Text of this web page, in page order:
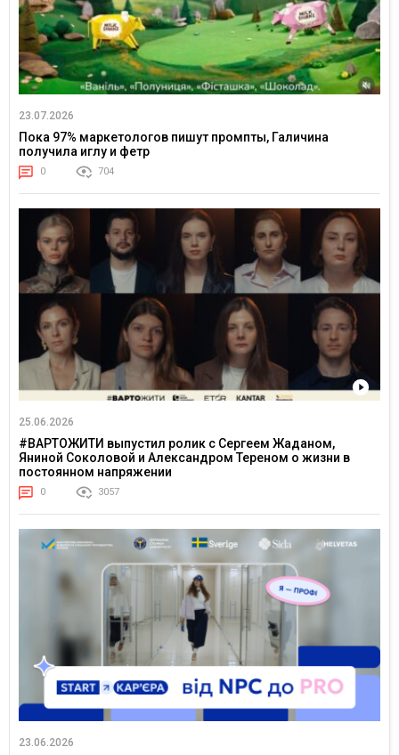
23.07.2026
Пока 97% маркетологов пишут промпты, Галичина
получила иглу и фетр
0 704
25.06.2026
#ВАРТОЖИТИ выпустил ролик с Сергеем Жаданом,
Яниной Соколовой и Александром Тереном о жизни в
постоянном напряжении
0 3057
23.06.2026